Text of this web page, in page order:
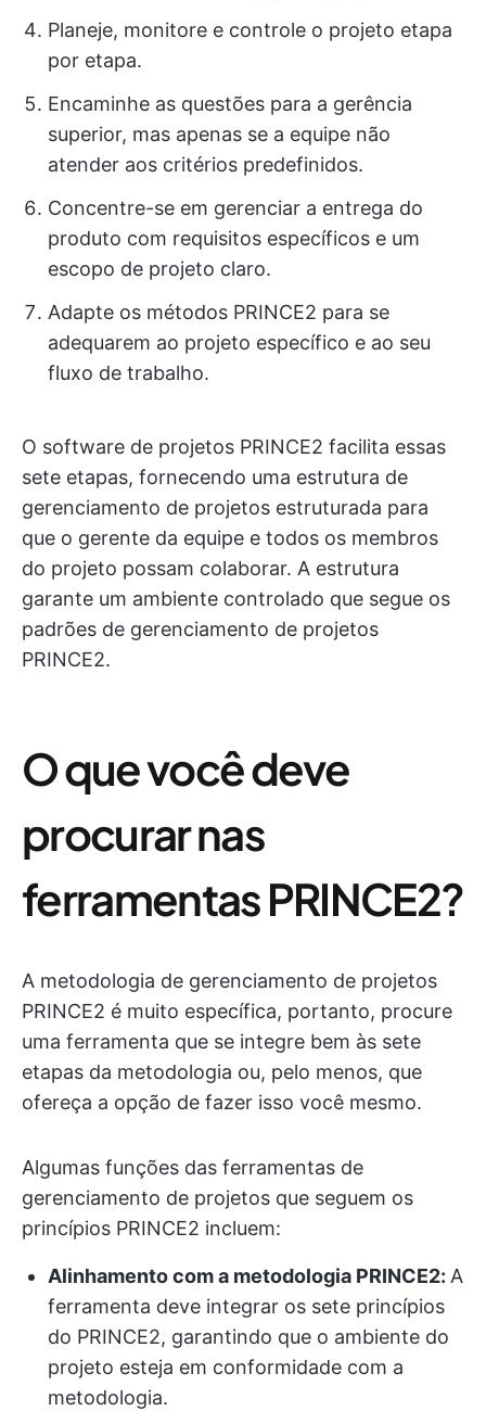
Planeje, monitore e controle o projeto etapa
por etapa.
Encaminhe as questões para a gerência
superior, mas apenas se a equipe não
atender aos critérios predefinidos.
Concentre-se em gerenciar a entrega do
produto com requisitos específicos e um
escopo de projeto claro.
Adapte os métodos PRINCE2 para se
adequarem ao projeto específico e ao seu
fluxo de trabalho.
O software de projetos PRINCE2 facilita essas
sete etapas, fornecendo uma estrutura de
gerenciamento de projetos estruturada para
que o gerente da equipe e todos os membros
do projeto possam colaborar. A estrutura
garante um ambiente controlado que segue os
padrões de gerenciamento de projetos
PRINCE2.
O que você deve
procurar nas
ferramentas PRINCE2?
A metodologia de gerenciamento de projetos
PRINCE2 é muito específica, portanto, procure
uma ferramenta que se integre bem às sete
etapas da metodologia ou, pelo menos, que
ofereça a opção de fazer isso você mesmo.
Algumas funções das ferramentas de
gerenciamento de projetos que seguem os
princípios PRINCE2 incluem:
Alinhamento com a metodologia PRINCE2: A
ferramenta deve integrar os sete princípios
do PRINCE2, garantindo que o ambiente do
projeto esteja em conformidade com a
metodologia.